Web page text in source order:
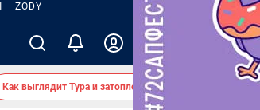
ZODY
Как выглядит Тура и затопленные берега — вид с реки